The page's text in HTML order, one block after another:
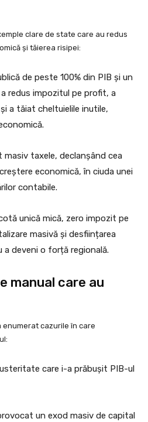
clare de state care au redus
și tăierea risipei:
de peste 100% din PIB și un
redus impozitul pe profit, a
a tăiat cheltuielile inutile,
masiv taxele, declanșând cea
economică, în ciuda unei
contabile.
unică mică, zero impozit pe
masivă și desființarea
deveni o forță regională.
manual care au
enumerat cazurile în care
care i-a prăbușit PIB-ul
un exod masiv de capital